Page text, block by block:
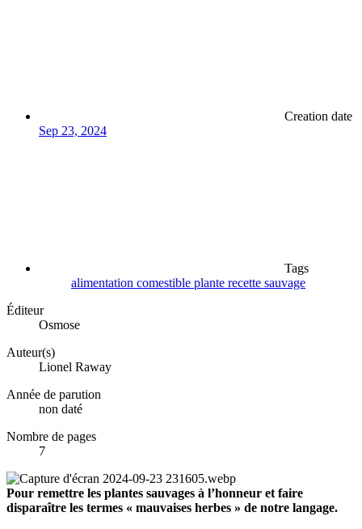
Creation date
Sep 23, 2024
Tags
alimentation comestible plante recette sauvage
Éditeur
Osmose
Auteur(s)
Lionel Raway
Année de parution
non daté
Nombre de pages
7
Pour remettre les plantes sauvages à l’honneur et faire
disparaître les termes « mauvaises herbes » de notre langage.